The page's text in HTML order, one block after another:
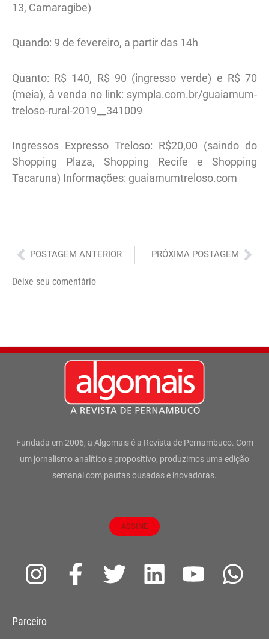
13, Camaragibe)
Quando: 9 de fevereiro, a partir das 14h
Quanto: R$ 140, R$ 90 (ingresso verde) e R$ 70
(meia), à venda no link: sympla.com.br/guaiamum-
treloso-rural-2019__341009
Ingressos Expresso Treloso: R$20,00 (saindo do
Shopping Plaza, Shopping Recife e Shopping
Tacaruna) Informações: guaiamumtreloso.com
Anterior
POSTAGEM ANTERIOR PRÓXIMA POSTAGEM
Deixe seu comentário
Fundada em 2006, a Algomais é a Revista de Pernambuco. Com
um jornalismo analítico e propositivo, produzimos uma edição
semanal com pautas ousadas e inovadoras.
ASSINE
I
s
F
a
T
L
Y
W
Parceiro